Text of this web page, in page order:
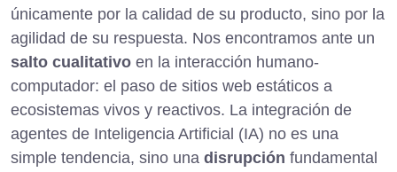
únicamente por la calidad de su producto, sino por la
agilidad de su respuesta. Nos encontramos ante un
salto cualitativo en la interacción humano-
computador: el paso de sitios web estáticos a
ecosistemas vivos y reactivos. La integración de
agentes de Inteligencia Artificial (IA) no es una
simple tendencia, sino una disrupción fundamental